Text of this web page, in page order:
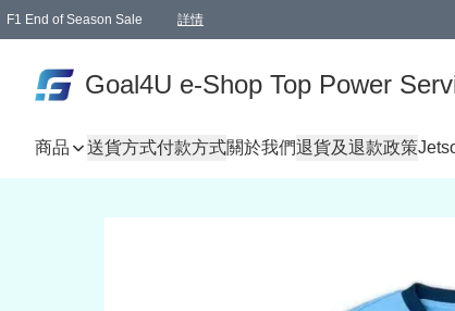
F1 End of Season Sale 詳情
Goal4U e-Shop Top Power
商品 送貨方式付款方式關於我們退貨及退款政策